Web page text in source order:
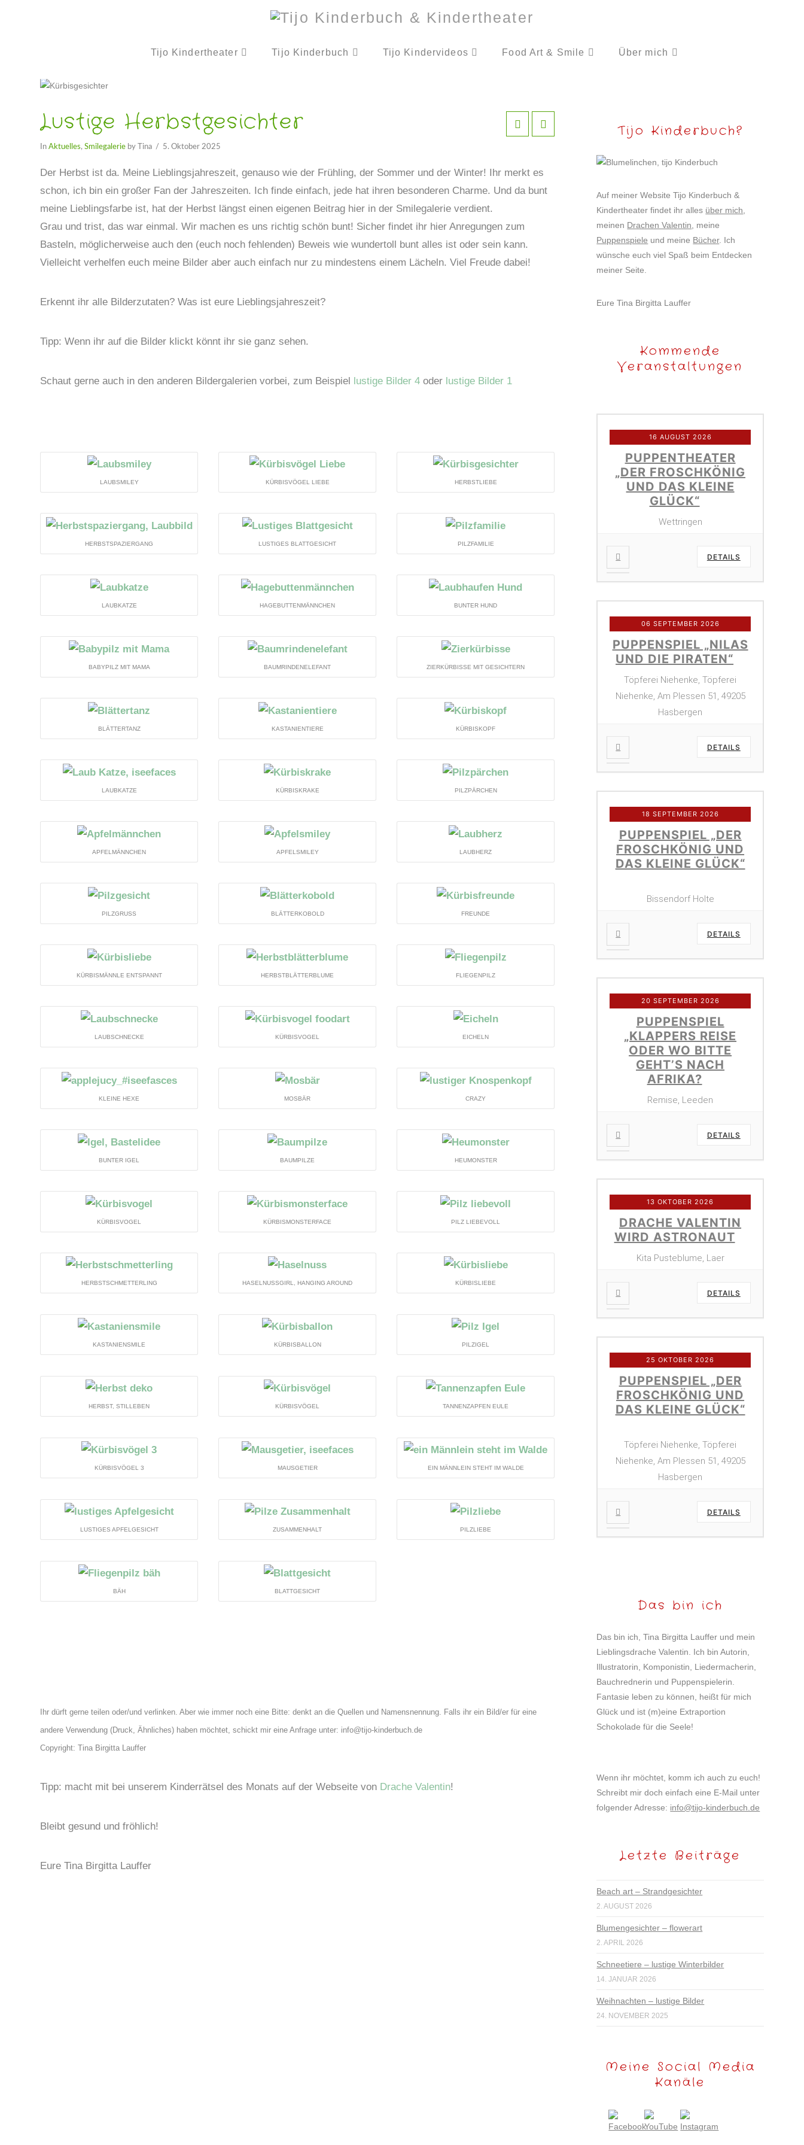
Tijo Kindertheater Tijo Kinderbuch Tijo Kindervideos Food Art & Smile Über mich
Lustige Herbstgesichter
InAktuelles,Smilegalerie by Tina 5. Oktober 2025
Der Herbst ist da. Meine Lieblingsjahreszeit, genauso wie der Frühling, der Sommer und der Winter! Ihr merkt es
schon, ich bin ein großer Fan der Jahreszeiten. Ich finde einfach, jede hat ihren besonderen Charme. Und da bunt
meine Lieblingsfarbe ist, hat der Herbst längst einen eigenen Beitrag hier in der Smilegalerie verdient.
Grau und trist, das war einmal. Wir machen es uns richtig schön bunt! Sicher findet ihr hier Anregungen zum
Basteln, möglicherweise auch den (euch noch fehlenden) Beweis wie wundertoll bunt alles ist oder sein kann.
Vielleicht verhelfen euch meine Bilder aber auch einfach nur zu mindestens einem Lächeln. Viel Freude dabei!
Erkennt ihr alle Bilderzutaten? Was ist eure Lieblingsjahreszeit?
Tipp: Wenn ihr auf die Bilder klickt könnt ihr sie ganz sehen.
Schaut gerne auch in den anderen Bildergalerien vorbei, zum Beispiel lustige Bilder 4oder lustige Bilder 1
LAUBSMILEY KÜRBISVÖGEL LIEBE HERBSTLIEBE
HERBSTSPAZIERGANG LUSTIGES BLATTGESICHT PILZFAMILIE
LAUBKATZE HAGEBUTTENMÄNNCHEN BUNTER HUND
BABYPILZ MIT MAMA BAUMRINDENELEFANT ZIERKÜRBISSE MIT GESICHTERN
BLÄTTERTANZ KASTANIENTIERE KÜRBISKOPF
LAUBKATZE KÜRBISKRAKE PILZPÄRCHEN
APFELMÄNNCHEN APFELSMILEY LAUBHERZ
PILZGRUSS BLÄTTERKOBOLD FREUNDE
KÜRBISMÄNNLE ENTSPANNT HERBSTBLÄTTERBLUME FLIEGENPILZ
LAUBSCHNECKE KÜRBISVOGEL EICHELN
KLEINE HEXE MOSBÄR CRAZY
BUNTER IGEL BAUMPILZE HEUMONSTER
KÜRBISVOGEL KÜRBISMONSTERFACE PILZ LIEBEVOLL
HERBSTSCHMETTERLING HASELNUSSGIRL, HANGING AROUND KÜRBISLIEBE
KASTANIENSMILE KÜRBISBALLON PILZIGEL
HERBST, STILLEBEN KÜRBISVÖGEL TANNENZAPFEN EULE
KÜRBISVÖGEL 3 MAUSGETIER EIN MÄNNLEIN STEHT IM WALDE
LUSTIGES APFELGESICHT ZUSAMMENHALT PILZLIEBE
BÄH BLATTGESICHT
Ihr dürft gerne teilen oder/und verlinken. Aber wie immer noch eine Bitte: denkt an die Quellen und Namensnennung. Falls ihr ein Bild/er für eine
andere Verwendung (Druck, Ähnliches) haben möchtet, schickt mir eine Anfrage unter: info@tijo-kinderbuch.de
Copyright: Tina Birgitta Lauffer
Tipp: macht mit bei unserem Kinderrätsel des Monats auf der Webseite von Drache Valentin!
Bleibt gesund und fröhlich!
Eure Tina Birgitta Lauffer
Tijo Kinderbuch?
Auf meiner Website Tijo Kinderbuch &
Kindertheater findet ihr alles über mich
meinen Drachen Valentin , meine
Puppenspiele und meine Bücher. Ich
wünsche euch viel Spaß beim Entdecken
meiner Seite.
Eure Tina Birgitta Lauffer
Kommende
Veranstaltungen
16 AUGUST 2026
PUPPENTHEATER
„DER FROSCHKÖNIG
UND DAS KLEINE
GLÜCK“
Wettringen
DETAILS
06 SEPTEMBER 2026
PUPPENSPIEL „NILAS
UND DIE PIRATEN“
Töpferei Niehenke, Töpferei
Niehenke, Am Plessen 51, 49205
Hasbergen
DETAILS
18 SEPTEMBER 2026
PUPPENSPIEL „DER
FROSCHKÖNIG UND
DAS KLEINE GLÜCK“
Bissendorf Holte
DETAILS
20 SEPTEMBER 2026
PUPPENSPIEL
„KLAPPERS REISE
ODER WO BITTE
GEHT’S NACH
AFRIKA?
Remise, Leeden
DETAILS
13 OKTOBER 2026
DRACHE VALENTIN
WIRD ASTRONAUT
Kita Pusteblume, Laer
DETAILS
25 OKTOBER 2026
PUPPENSPIEL „DER
FROSCHKÖNIG UND
DAS KLEINE GLÜCK“
Töpferei Niehenke, Töpferei
Niehenke, Am Plessen 51, 49205
Hasbergen
DETAILS
Das bin ich
Das bin ich, Tina Birgitta Lauffer und mein
Lieblingsdrache Valentin. Ich bin Autorin,
Illustratorin, Komponistin, Liedermacherin,
Bauchrednerin und Puppenspielerin.
Fantasie leben zu können, heißt für mich
Glück und ist (m)eine Extraportion
Schokolade für die Seele!
Wenn ihr möchtet, komm ich auch zu euch!
Schreibt mir doch einfach eine E-Mail unter
folgender Adresse: info@tijo-kinderbuch.de
Letzte Beiträge
Beach art – Strandgesichter
2. AUGUST 2026
Blumengesichter – flowerart
2. APRIL 2026
Schneetiere – lustige Winterbilder
14. JANUAR 2026
Weihnachten – lustige Bilder
24. NOVEMBER 2025
Meine Social Media
Kanäle